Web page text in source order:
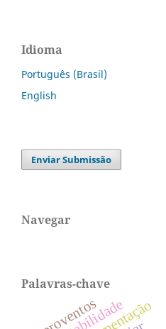
Idioma
Português (Brasil)
English
Enviar Submissão
Navegar
Palavras-chave
proventos